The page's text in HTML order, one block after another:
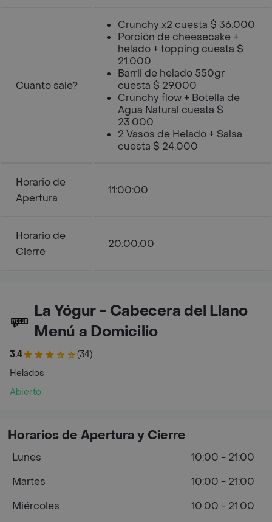
Cuanto sale?
Crunchy x2 cuesta $ 36.000
Porción de cheesecake +
helado + topping cuesta $
21.000
Barril de helado 550gr
cuesta $ 29.000
Crunchy flow + Botella de
Agua Natural cuesta $
23.000
2 Vasos de Helado + Salsa
cuesta $ 24.000
Horario de
Apertura
11:00:00
Horario de
Cierre
20:00:00
La Yógur - Cabecera del Llano
Menú a Domicilio
3.4
(34)
Helados
Abierto
Horarios de Apertura y Cierre
Lunes
10:00 - 21:00
Martes
10:00 - 21:00
Miércoles
10:00 - 21:00